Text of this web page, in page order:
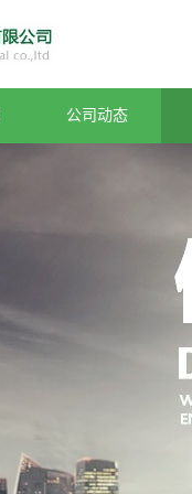
公司动态